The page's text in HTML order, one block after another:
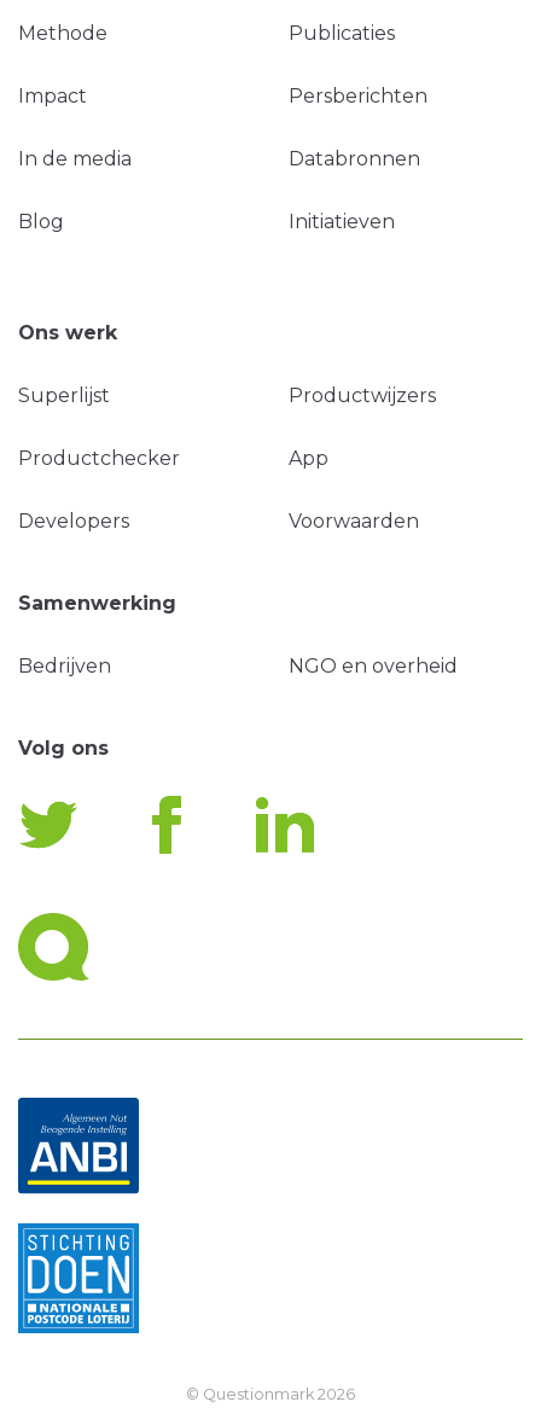
Methode Publicaties
Impact Persberichten
In de media Databronnen
Blog Initiatieven
Ons werk
Superlijst Productwijzers
Productchecker App
Developers Voorwaarden
Samenwerking
Bedrijven NGO en overheid
Volg ons
© Questionmark 2026